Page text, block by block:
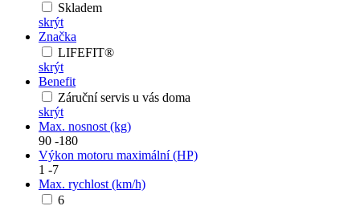
Skladem
skrýt
Značka
LIFEFIT®
skrýt
Benefit
Záruční servis u vás doma
skrýt
Max. nosnost (kg)
90 -180
Výkon motoru maximální (HP)
1 -7
Max. rychlost (km/h)
6